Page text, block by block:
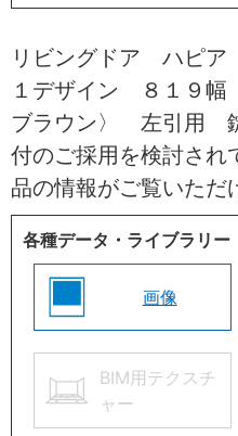
リビングドア ハピ
１デザイン ８１９
ブラウン〉 左引用
付のご採用を検討され
品の情報がご覧いただ
各種データ・ライブラリー
画像
BIM用テクスチ
ャー